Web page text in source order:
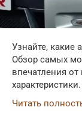
Узнайте, какие
Обзор самых
впечатления
Читать